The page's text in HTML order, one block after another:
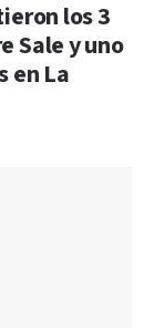
los 3
Sale y uno
en La